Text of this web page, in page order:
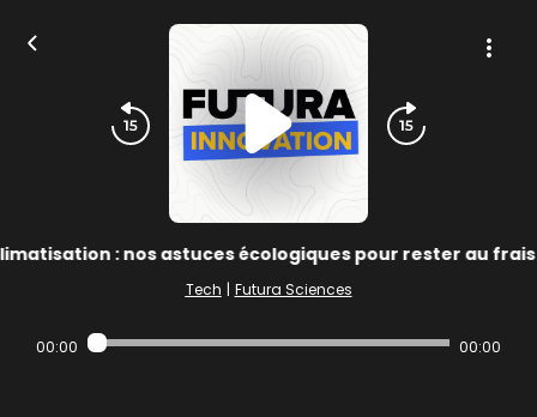
: nos astuces écologiques pour rester au
Tech | Futura Sciences
00:00 00:00